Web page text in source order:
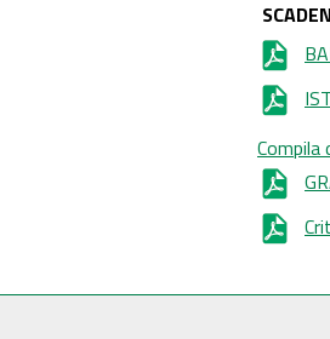
Compila